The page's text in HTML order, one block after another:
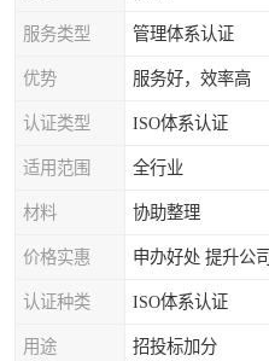
服务类型 管理体系认证
优势 服务好，效率高
认证类型 ISO体系认证
适用范围 全行业
材料 协助整理
价格实惠 申办好处 提升公
认证种类 ISO体系认证
用途 招投标加分